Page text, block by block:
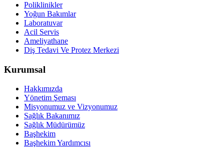
Poliklinikler
Yoğun Bakımlar
Laboratuvar
Acil Servis
Ameliyathane
Diş Tedavi Ve Protez Merkezi
Kurumsal
Hakkımızda
Yönetim Şeması
Misyonumuz ve Vizyonumuz
Sağlık Bakanımız
Sağlık Müdürümüz
Başhekim
Başhekim Yardımcısı